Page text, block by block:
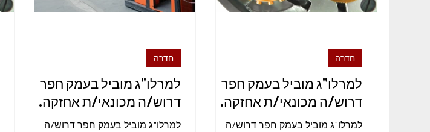
למרלו"ג מוביל בעמק חפר
דרוש/ה מכונאי/ת אחזקה.
למרלו"ג מוביל בעמק חפר דרוש/ה
חדרה
למרלו"ג מוביל בעמק חפר
דרוש/ה מכונאי/ת אחזקה.
למרלו"ג מוביל בעמק חפר דרוש/ה
חדרה